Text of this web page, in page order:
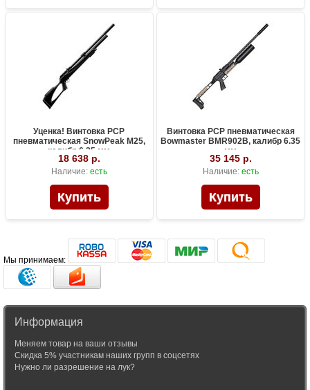
Уценка! Винтовка PCP
пневматическая SnowPeak M25,
калибр 6.35 мм
18 638 р.
Наличие: есть
Винтовка PCP пневматическая
Bowmaster BMR902B, калибр 6.35
мм
35 145 р.
Наличие: есть
Мы принимаем:
Информация
Меняем товар на ваши отзывы
Скидка 5% участникам наших групп в соцсетях
Нужно ли разрешение на лук?